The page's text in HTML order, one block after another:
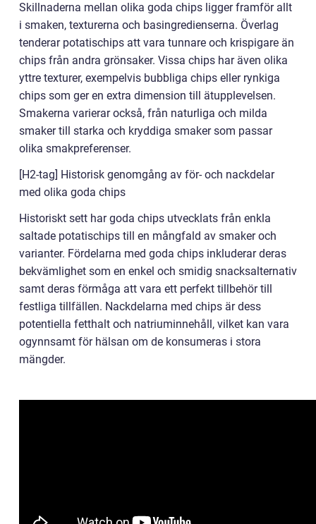
Skillnaderna mellan olika goda chips ligger framför allt
i smaken, texturerna och basingredienserna. Överlag
tenderar potatischips att vara tunnare och krispigare än
chips från andra grönsaker. Vissa chips har även olika
yttre texturer, exempelvis bubbliga chips eller rynkiga
chips som ger en extra dimension till ätupplevelsen.
Smakerna varierar också, från naturliga och milda
smaker till starka och kryddiga smaker som passar
olika smakpreferenser.
[H2-tag] Historisk genomgång av för- och nackdelar
med olika goda chips
Historiskt sett har goda chips utvecklats från enkla
saltade potatischips till en mångfald av smaker och
varianter. Fördelarna med goda chips inkluderar deras
bekvämlighet som en enkel och smidig snacksalternativ
samt deras förmåga att vara ett perfekt tillbehör till
festliga tillfällen. Nackdelarna med chips är dess
potentiella fetthalt och natriuminnehåll, vilket kan vara
ogynnsamt för hälsan om de konsumeras i stora
mängder.